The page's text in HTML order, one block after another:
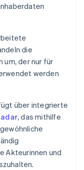
die
um, der nur für
werden
über integrierte
, das mithilfe
Akteurinnen und